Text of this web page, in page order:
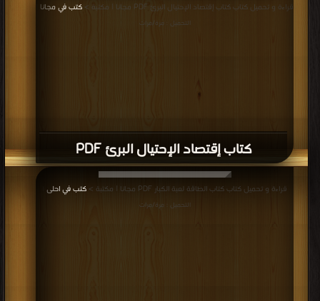
كتاب إقتصاد الإحتيال البرئ PDF
قراءة و تحميل كتاب كتاب إقتصاد الإحتيال البرئ PDF مجانا | مكتبة > كتب في مجانا
التحميل : مرة/مرات
قراءة و تحميل كتاب كتاب الطاقة لعبة الكبار PDF مجانا | مكتبة > كتب في احلى
التحميل : مرة/مرات